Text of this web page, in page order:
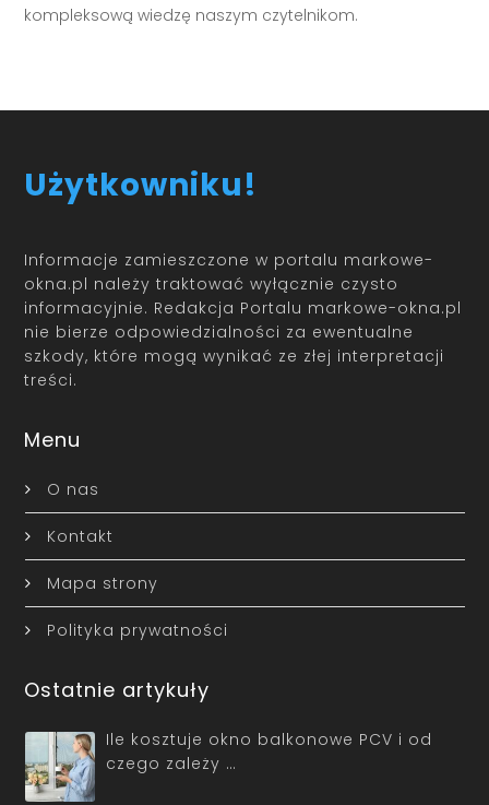
kompleksową wiedzę naszym czytelnikom.
Użytkowniku!
Informacje zamieszczone w portalu markowe-
okna.pl należy traktować wyłącznie czysto
informacyjnie. Redakcja Portalu markowe-okna.pl
nie bierze odpowiedzialności za ewentualne
szkody, które mogą wynikać ze złej interpretacji
treści.
Menu
O nas
Kontakt
Mapa strony
Polityka prywatności
Ostatnie artykuły
Ile kosztuje okno balkonowe PCV i od
czego zależy …